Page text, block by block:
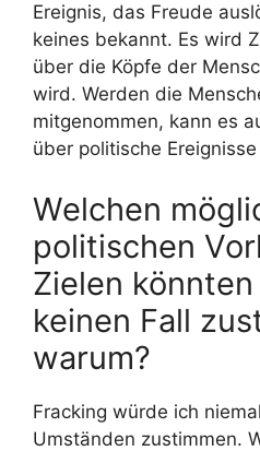
Ereignis, das Freude
keines bekannt. Es wird
über die Köpfe der
wird. Werden die
mitgenommen, kann es
über politische
Welchen
politischen
Zielen
keinen Fall
warum?
Fracking würde ich
Umständen zustimmen.